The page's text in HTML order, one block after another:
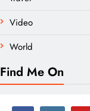
Video
World
Find Me On